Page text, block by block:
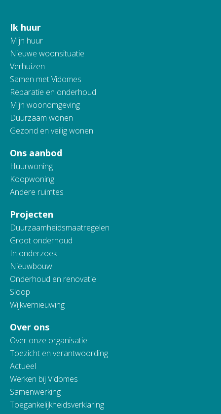
Contactinformatie
Ik huur
Mijn huur
Nieuwe woonsituatie
Verhuizen
Samen met Vidomes
Reparatie en onderhoud
Mijn woonomgeving
Duurzaam wonen
Gezond en veilig wonen
Ons aanbod
Huurwoning
Koopwoning
Andere ruimtes
Projecten
Duurzaamheidsmaatregelen
Groot onderhoud
In onderzoek
Nieuwbouw
Onderhoud en renovatie
Sloop
Wijkvernieuwing
Over ons
Over onze organisatie
Toezicht en verantwoording
Actueel
Werken bij Vidomes
Samenwerking
Toegankelijkheidsverklaring